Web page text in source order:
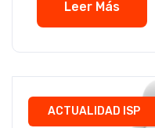
Leer Más
ACTUALIDAD ISP